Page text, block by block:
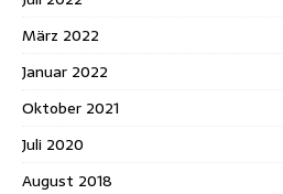
März 2022
Januar 2022
Oktober 2021
Juli 2020
August 2018